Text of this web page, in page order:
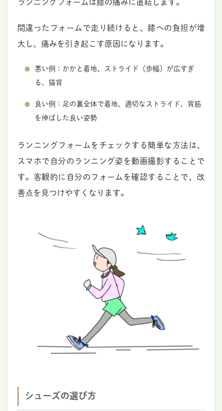
ランニングフォームは膝の痛みに直結します。
間違ったフォームで走り続けると、膝への負担が増
大し、痛みを引き起こす原因になります。
悪い例：かかと着地、ストライド（歩幅）が広すぎ
る、猫背
良い例：足の裏全体で着地、適切なストライド、背筋
を伸ばした良い姿勢
ランニングフォームをチェックする簡単な方法は、
スマホで自分のランニング姿を動画撮影することで
す。客観的に自分のフォームを確認することで、改
善点を見つけやすくなります。
シューズの選び方